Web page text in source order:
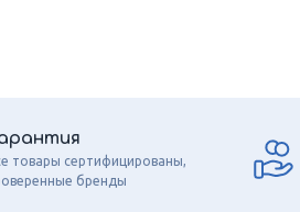
товары сертифицированы,
бренды